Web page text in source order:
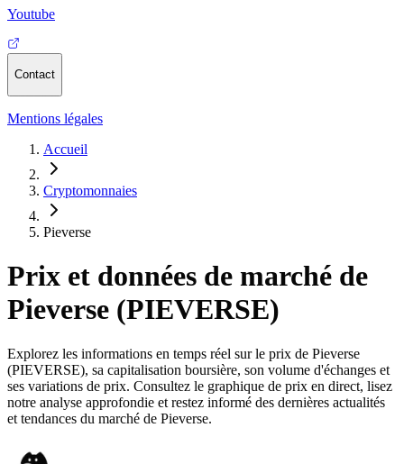
Youtube
Contact
Mentions légales
Accueil
Cryptomonnaies
Pieverse
Prix et données de marché de
Pieverse (PIEVERSE)
Explorez les informations en temps réel sur le prix de Pieverse
(PIEVERSE), sa capitalisation boursière, son volume d'échanges et
ses variations de prix. Consultez le graphique de prix en direct, lisez
notre analyse approfondie et restez informé des dernières actualités
et tendances du marché de Pieverse.